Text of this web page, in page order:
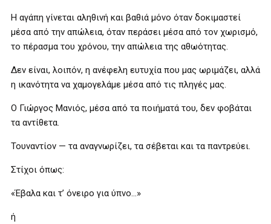
Η αγάπη γίνεται αληθινή και βαθιά μόνο όταν δοκιμαστεί
μέσα από την απώλεια, όταν περάσει μέσα από τον χωρισμό,
το πέρασμα του χρόνου, την απώλεια της αθωότητας.
Δεν είναι, λοιπόν, η ανέφελη ευτυχία που μας ωριμάζει, αλλά
η ικανότητα να χαμογελάμε μέσα από τις πληγές μας.
Ο Γιώργος Μανιός, μέσα από τα ποιήματά του, δεν φοβάται
τα αντίθετα.
Τουναντίον — τα αναγνωρίζει, τα σέβεται και τα παντρεύει.
Στίχοι όπως:
«Έβαλα και τ’ όνειρο για ύπνο…»
ή